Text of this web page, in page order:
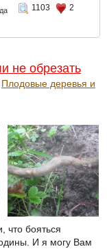
1103
2
не обрезать
Плодовые деревья и
что бояться
И я могу Вам